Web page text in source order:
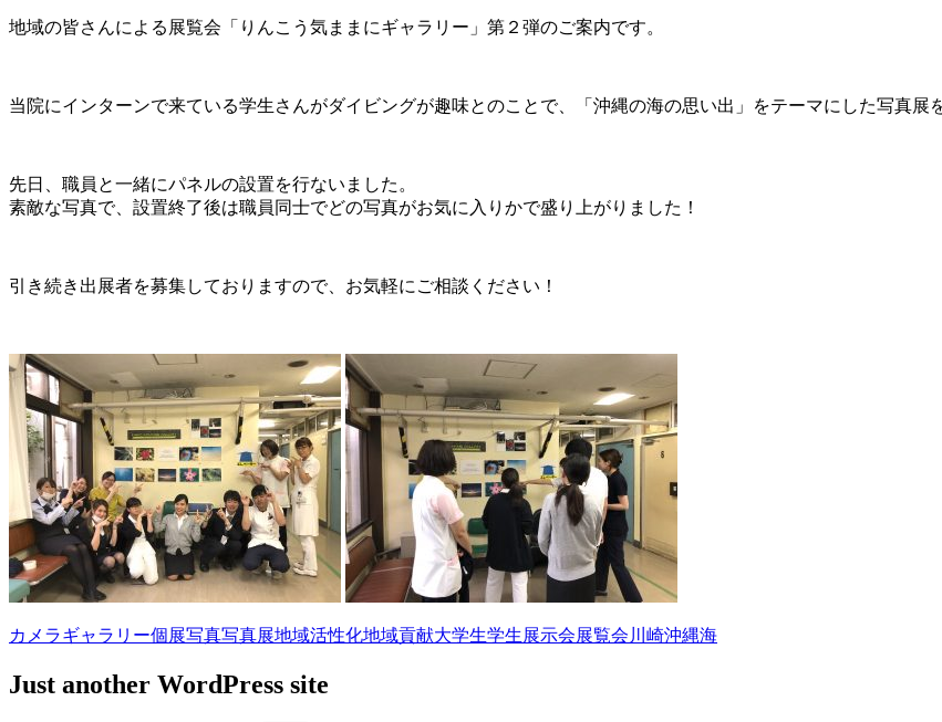
地域の皆さんによる展覧会「りんこう気ままにギャラリー」第２弾のご案内です。
当院にインターンで来ている学生さんがダイビングが趣味とのことで、「沖縄の海の思い出」をテーマにした写真展
先日、職員と一緒にパネルの設置を行ないました。
素敵な写真で、設置終了後は職員同士でどの写真がお気に入りかで盛り上がりました！
引き続き出展者を募集しておりますので、お気軽にご相談ください！
カメラギャラリー個展写真写真展地域活性化地域貢献大学生学生展示会展覧会 川崎沖縄海
Just another WordPress site